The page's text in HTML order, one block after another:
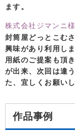
ます。
株式会社ジマンニ様
封筒屋どっとこむ
興味があり利用し
用紙のご提案も頂
が出来、次回は違
た、宜しくお願いし
作品事例